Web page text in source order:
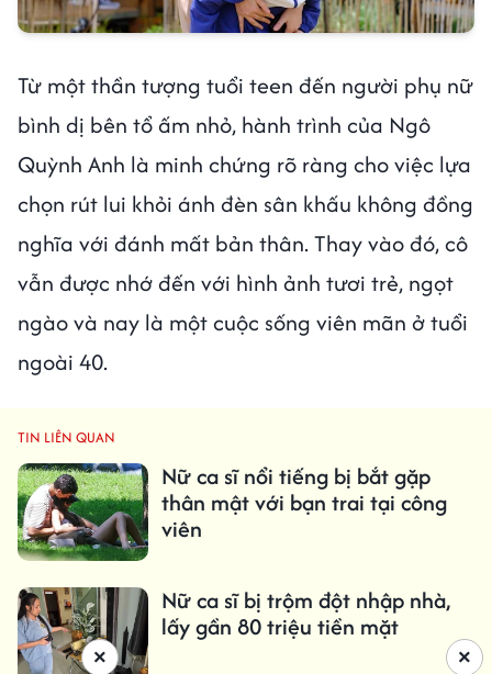
Từ một thần tượng tuổi teen đến người phụ nữ
bình dị bên tổ ấm nhỏ, hành trình của Ngô
Quỳnh Anh là minh chứng rõ ràng cho việc lựa
chọn rút lui khỏi ánh đèn sân khấu không đồng
nghĩa với đánh mất bản thân. Thay vào đó, cô
vẫn được nhớ đến với hình ảnh tươi trẻ, ngọt
ngào và nay là một cuộc sống viên mãn ở tuổi
ngoài 40.
TIN LIÊN QUAN
Nữ ca sĩ nổi tiếng bị bắt gặp
thân mật với bạn trai tại công
viên
Nữ ca sĩ bị trộm đột nhập nhà,
lấy gần 80 triệu tiền mặt
×
×